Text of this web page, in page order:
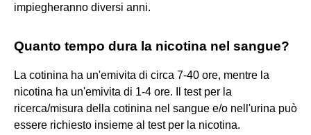
impiegheranno diversi anni.
Quanto tempo dura la nicotina nel sangue?
La cotinina ha un'emivita di circa 7-40 ore, mentre la
nicotina ha un'emivita di 1-4 ore. Il test per la
ricerca/misura della cotinina nel sangue e/o nell'urina può
essere richiesto insieme al test per la nicotina.